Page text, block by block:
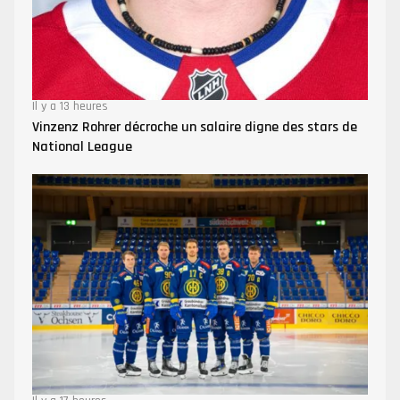
Il y a 13 heures
Vinzenz Rohrer décroche un salaire digne des stars de
National League